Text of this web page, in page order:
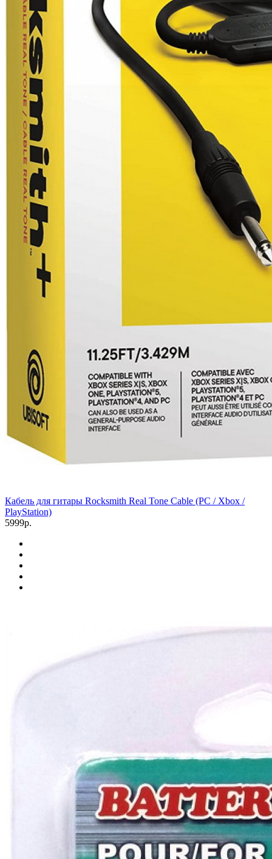
Кабель для гитары Rocksmith Real Tone Cable (PC / Xbox /
PlayStation)
5999р.